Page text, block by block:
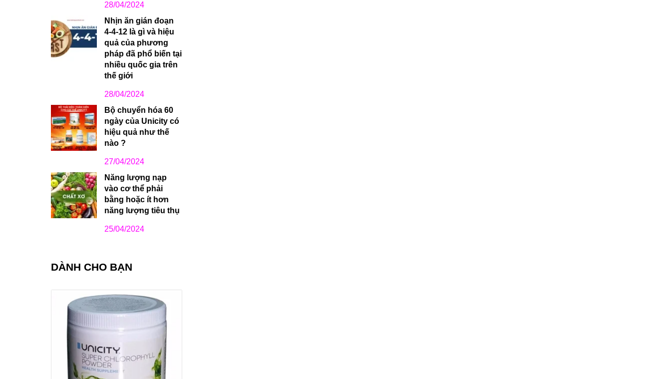
28/04/2024
Nhịn ăn gián đoạn
4-4-12 là gì và hiệu
quả của phương
pháp đã phổ biến tại
nhiều quốc gia trên
thế giới
28/04/2024
Bộ chuyển hóa 60
ngày của Unicity có
hiệu quả như thế
nào ?
27/04/2024
Năng lượng nạp
vào cơ thể phải
bằng hoặc ít hơn
năng lượng tiêu thụ
25/04/2024
DÀNH CHO BẠN